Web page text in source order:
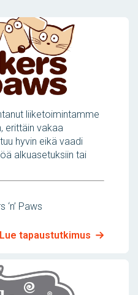
liiketoimintamme
erittäin vakaa
hyvin eikä vaadi
alkuasetuksiin tai
Paws
Lue tapaustutkimus